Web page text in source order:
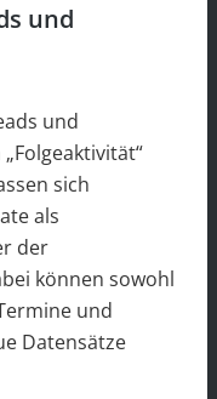
und
und
sich
als
der
können sowohl
und
Datensätze